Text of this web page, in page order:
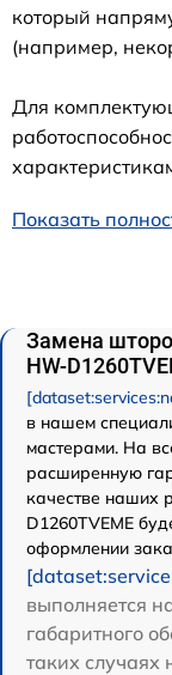
который
(например,
Для
Показать
Замена
HW-
в нашем
мастерами. На
расширенную
качестве наших
D1260TVEME
оформлении
выполняется
габаритного
таких случаях